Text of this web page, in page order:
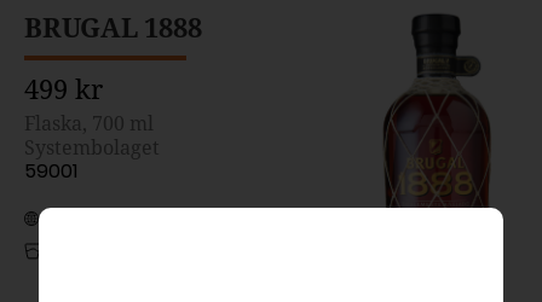
BRUGAL 1888
499 kr
Flaska, 700 ml
Systembolaget
59001